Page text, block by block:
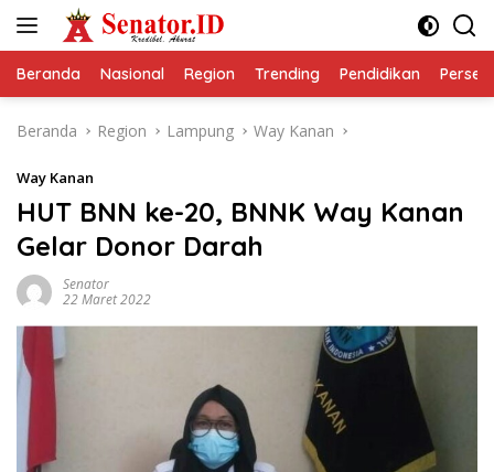
Beranda Nasional Region Trending Pendidikan
Beranda Region Lampung Way Kanan
Way Kanan
HUT BNN ke-20, BNNK Way Kanan
Gelar Donor Darah
Senator
22 Maret 2022